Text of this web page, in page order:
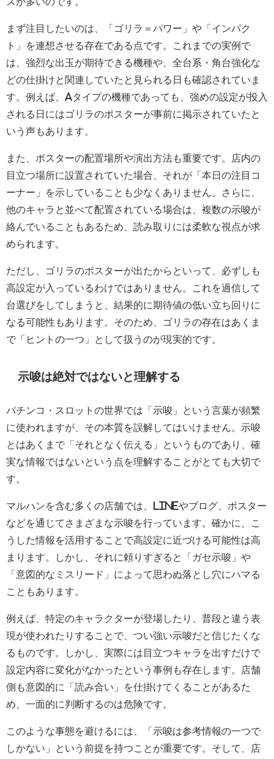
まず注目したいのは、「ゴリラ＝パワー」や「インパク
ト」を連想させる存在である点です。これまでの実例で
は、強烈な出玉が期待できる機種や、全台系・角台強化な
どの仕掛けと関連していたと見られる日も確認されていま
す。例えば、Aタイプの機種であっても、強めの設定が投入
される日にはゴリラのポスターが事前に掲示されていたと
いう声もあります。
また、ポスターの配置場所や演出方法も重要です。店内の
目立つ場所に設置されていた場合、それが「本日の注目コ
ーナー」を示していることも少なくありません。さらに、
他のキャラと並べて配置されている場合は、複数の示唆が
絡んでいることもあるため、読み取りには柔軟な視点が求
められます。
ただし、ゴリラのポスターが出たからといって、必ずしも
高設定が入っているわけではありません。これを過信して
台選びをしてしまうと、結果的に期待値の低い立ち回りに
なる可能性もあります。そのため、ゴリラの存在はあくま
で「ヒントの一つ」として扱うのが現実的です。
示唆は絶対ではないと理解する
パチンコ・スロットの世界では「示唆」という言葉が頻繁
に使われますが、その本質を誤解してはいけません。示唆
とはあくまで「それとなく伝える」というものであり、確
実な情報ではないという点を理解することがとても大切で
す。
マルハンを含む多くの店舗では、LINEやブログ、ポスター
などを通じてさまざまな示唆を行っています。確かに、こ
うした情報を活用することで高設定に近づける可能性は高
まります。しかし、それに頼りすぎると「ガセ示唆」や
「意図的なミスリード」によって思わぬ落とし穴にハマる
こともあります。
例えば、特定のキャラクターが登場したり、普段と違う表
現が使われたりすることで、つい強い示唆だと信じたくな
るものです。しかし、実際には目立つキャラを出すだけで
設定内容に変化がなかったという事例も存在します。店舗
側も意図的に「読み合い」を仕掛けてくることがあるた
め、一面的に判断するのは危険です。
このような事態を避けるには、「示唆は参考情報の一つで
しかない」という前提を持つことが重要です。そして、店